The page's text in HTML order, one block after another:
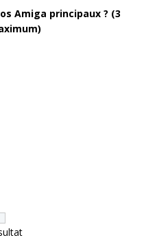
Amiga principaux ? (3